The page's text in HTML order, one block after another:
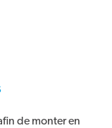
de monter en